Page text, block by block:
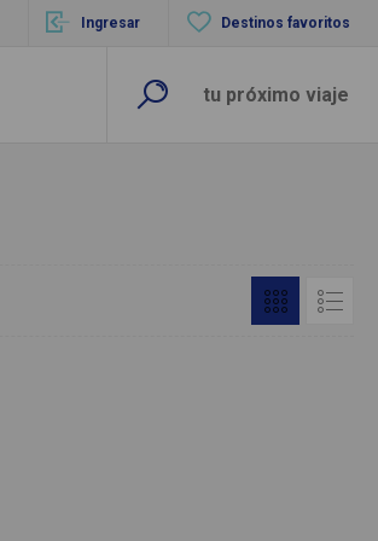
Ingresar Destinos favoritos